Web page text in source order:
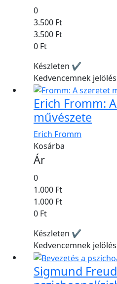
0
3.500 Ft
3.500 Ft
0 Ft
Készleten ✔
Kedvencemnek jelölés
Erich Fromm:
művészete
Erich Fromm
Kosárba
Ár
0
1.000 Ft
1.000 Ft
0 Ft
Készleten ✔
Kedvencemnek jelölés
Sigmund